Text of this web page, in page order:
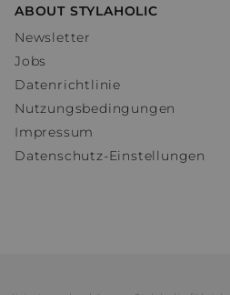
ABOUT STYLAHOLIC
Newsletter
Jobs
Datenrichtlinie
Nutzungsbedingungen
Impressum
Datenschutz-Einstellungen